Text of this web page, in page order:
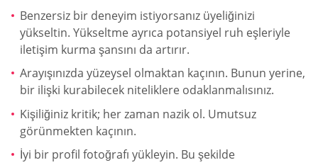
Benzersiz bir deneyim istiyorsanız üyeliğinizi
yükseltin. Yükseltme ayrıca potansiyel ruh eşleriyle
iletişim kurma şansını da artırır.
Arayışınızda yüzeysel olmaktan kaçının. Bunun yerine,
bir ilişki kurabilecek niteliklere odaklanmalısınız.
Kişiliğiniz kritik; her zaman nazik ol. Umutsuz
görünmekten kaçının.
İyi bir profil fotoğrafı yükleyin. Bu şekilde